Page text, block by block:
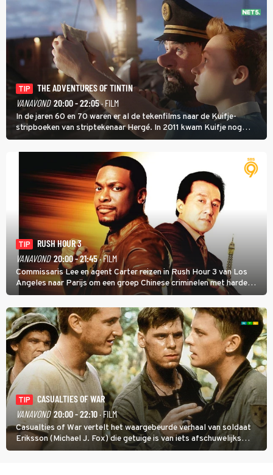
TIP
THE ADVENTURES OF TINTIN
VANAVOND 20:00 - 22:05· FILM
In de jaren 60 en 70 waren er al de tekenfilms naar de Kuifje-
stripboeken van striptekenaar Hergé. In 2011 kwam Kuifje nog
meer tot leven in The Adventures of Tintin van Steven Spielberg.
TIP
RUSH HOUR 3
VANAVOND 20:00 - 21:45· FILM
Commissaris Lee en agent Carter reizen in Rush Hour 3 van Los
Angeles naar Parijs om een groep Chinese criminelen met harde
hand aan te pakken.
TIP
CASUALTIES OF WAR
VANAVOND 20:00 - 22:10· FILM
Casualties of War vertelt het waargebeurde verhaal van soldaat
Eriksson (Michael J. Fox) die getuige is van iets afschuwelijks
tijdens de Vietnamoorlog. Hij besluit uit de school te klappen.